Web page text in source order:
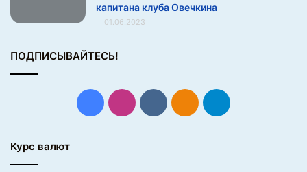
капитана клуба Овечкина
01.06.2023
ПОДПИСЫВАЙТЕСЬ!
FacebookInstagramvk.comОдноклассники
Telegram
Курс валют